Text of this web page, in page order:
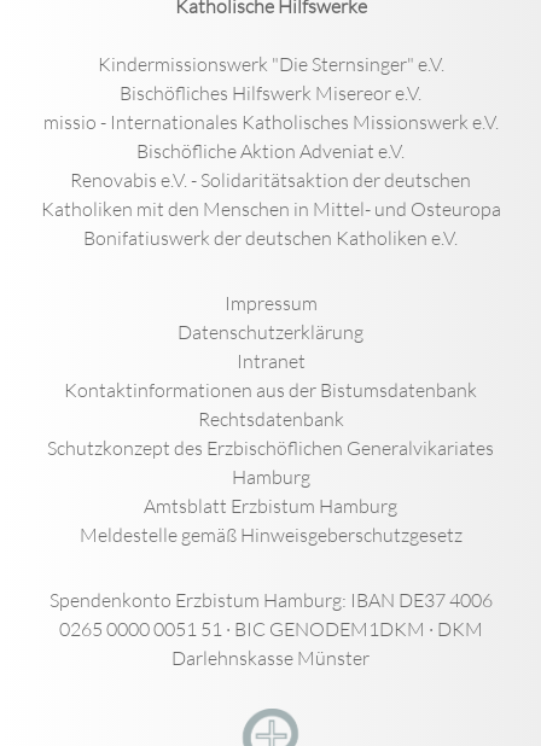
Katholische Hilfswerke
Kindermissionswerk "Die Sternsinger" e.V.
Bischöfliches Hilfswerk Misereor e.V.
missio - Internationales Katholisches Missionswerk e.V.
Bischöfliche Aktion Adveniat e.V.
Renovabis e.V. - Solidaritätsaktion der deutschen
Katholiken mit den Menschen in Mittel- und Osteuropa
Bonifatiuswerk der deutschen Katholiken e.V.
Impressum
Datenschutzerklärung
Intranet
Kontaktinformationen aus der Bistumsdatenbank
Rechtsdatenbank
Schutzkonzept des Erzbischöflichen Generalvikariates
Hamburg
Amtsblatt Erzbistum Hamburg
Meldestelle gemäß Hinweisgeberschutzgesetz
Spendenkonto Erzbistum Hamburg: IBAN DE37 4006
0265 0000 0051 51 · BIC GENODEM1DKM · DKM
Darlehnskasse Münster